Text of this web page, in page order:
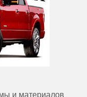
и материалов